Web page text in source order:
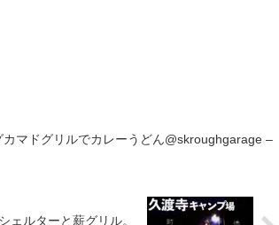
マドグリルでカレーうどん@skroughgarage –
ェルターと薪グリル。